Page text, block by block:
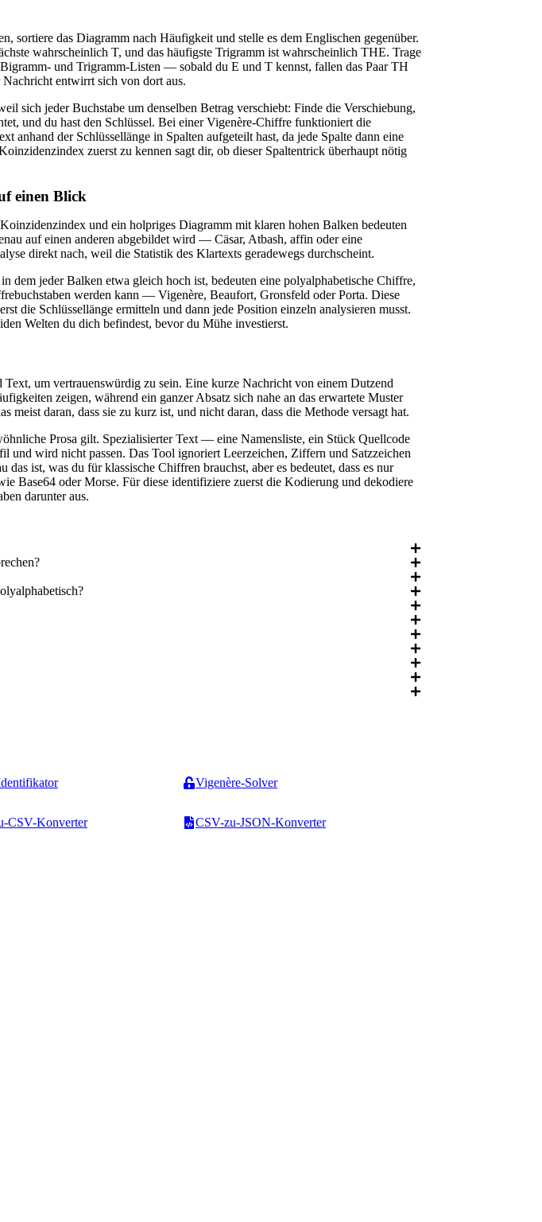
sortiere das Diagramm nach Häufigkeit und stelle es dem Englischen gegenüber.
wahrscheinlich T, und das häufigste Trigramm ist wahrscheinlich THE. Trage
und Trigramm-Listen — sobald du E und T kennst, fallen das Paar TH
entwirrt sich von dort aus.
sich jeder Buchstabe um denselben Betrag verschiebt: Finde die Verschiebung,
und du hast den Schlüssel. Bei einer Vigenère-Chiffre funktioniert die
anhand der Schlüssellänge in Spalten aufgeteilt hast, da jede Spalte dann eine
zuerst zu kennen sagt dir, ob dieser Spaltentrick überhaupt nötig
einen Blick
und ein holpriges Diagramm mit klaren hohen Balken bedeuten
auf einen anderen abgebildet wird — Cäsar, Atbash, affin oder eine
direkt nach, weil die Statistik des Klartexts geradewegs durchscheint.
dem jeder Balken etwa gleich hoch ist, bedeuten eine polyalphabetische Chiffre,
werden kann — Vigenère, Beaufort, Gronsfeld oder Porta. Diese
die Schlüssellänge ermitteln und dann jede Position einzeln analysieren musst.
Welten du dich befindest, bevor du Mühe investierst.
um vertrauenswürdig zu sein. Eine kurze Nachricht von einem Dutzend
zeigen, während ein ganzer Absatz sich nahe an das erwartete Muster
meist daran, dass sie zu kurz ist, und nicht daran, dass die Methode versagt hat.
Prosa gilt. Spezialisierter Text — eine Namensliste, ein Stück Quellcode
und wird nicht passen. Das Tool ignoriert Leerzeichen, Ziffern und Satzzeichen
ist, was du für klassische Chiffren brauchst, aber es bedeutet, dass es nur
Base64 oder Morse. Für diese identifiziere zuerst die Kodierung und dekodiere
darunter aus.
Vigenère-Solver
CSV-Konverter CSV-zu-JSON-Konverter